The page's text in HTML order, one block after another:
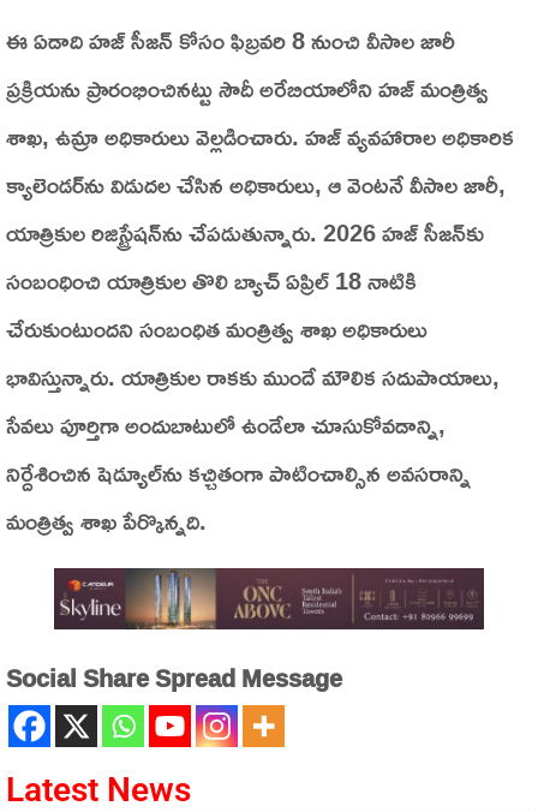
ఈ ఏడాది హజ్‌ సీజన్‌ కోసం ఫిబ్రవరి 8 నుంచి వీసాల జారీ
ప్రక్రియను ప్రారంభించినట్టు సౌదీ అరేబియాలోని హజ్‌ మంత్రిత్వ
శాఖ, ఉమ్రా అధికారులు వెల్లడించారు. హజ్‌ వ్యవహారాల అధికారిక
క్యాలెండర్‌ను విడుదల చేసిన అధికారులు, ఆ వెంటనే వీసాల జారీ,
యాత్రికుల రిజిస్ట్రేషన్‌ను చేపడుతున్నారు. 2026 హజ్‌ సీజన్‌కు
సంబంధించి యాత్రికుల తొలి బ్యాచ్‌ ఏప్రిల్‌ 18 నాటికి
చేరుకుంటుందని సంబంధిత మంత్రిత్వ శాఖ అధికారులు
భావిస్తున్నారు. యాత్రికుల రాకకు ముందే మౌలిక సదుపాయాలు,
సేవలు పూర్తిగా అందుబాటులో ఉండేలా చూసుకోవడాన్ని,
నిర్దేశించిన షెడ్యూల్‌ను కచ్చితంగా పాటించాల్సిన అవసరాన్ని
మంత్రిత్వ శాఖ పేర్కొన్నది.
Social Share Spread Message
Latest News